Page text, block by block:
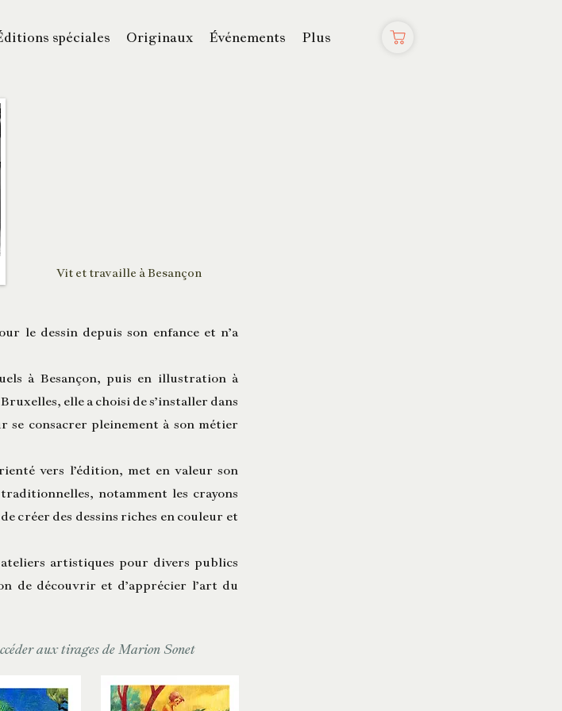
spéciales Originaux Événements Plus
Vit et travaille à Besançon
le dessin depuis son enfance et n’a
à Besançon, puis en illustration à
elle a choisi de s’installer dans
se consacrer pleinement à son métier
vers l’édition, met en valeur son
notamment les crayons
créer des dessins riches en couleur et
artistiques pour divers publics
de découvrir et d’apprécier l’art du
aux tirages de Marion Sonet